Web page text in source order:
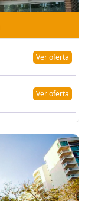
Ver oferta
Ver oferta